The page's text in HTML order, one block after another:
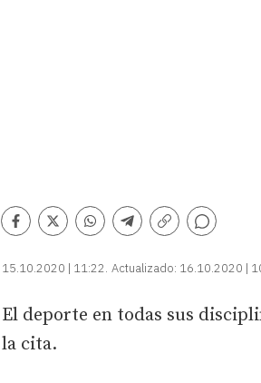
Facebook
TwitterWhatsapp
Telegram
Copiar
Comentarios
15.10.2020 | 11:22 Actualizado: 16.10.2020 |
El deporte en todas sus
la cita.